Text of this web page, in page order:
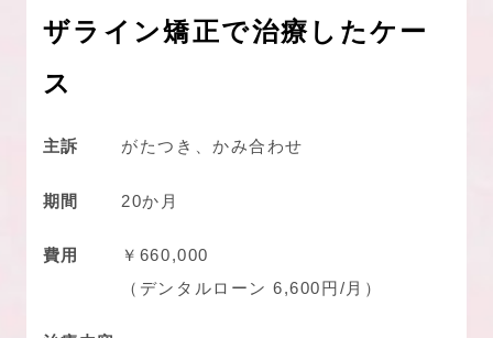
ザライン矯正で治療したケー
ス
主訴 がたつき、かみ合わせ
期間 20か月
費用
￥660,000
（デンタルローン 6,600円/月）